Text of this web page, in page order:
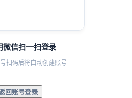
微信扫一扫登录
扫码后将自动创建账号
回账号登录